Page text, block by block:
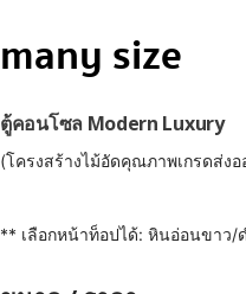
many size
ตู้คอนโซล Modern Luxury
(โครงสร้างไม้อัดคุณภาพเกรดส่ง
** เลือกหน้าท็อปได้: หินอ่อนขาว/